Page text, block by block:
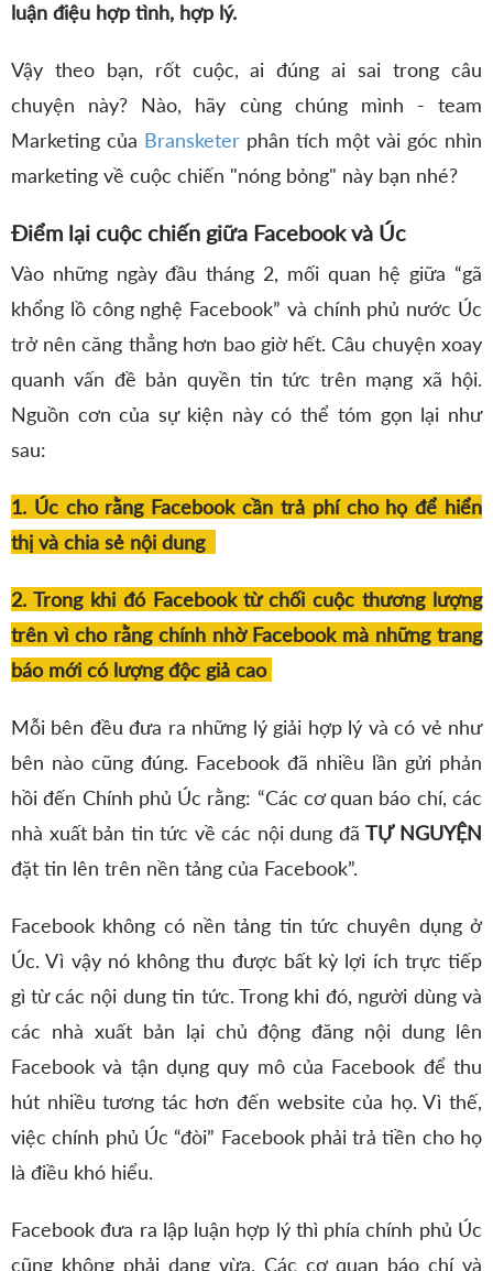
luận điệu hợp tình, hợp lý.
Vậy theo bạn, rốt cuộc, ai đúng ai sai trong câu
chuyện này? Nào, hãy cùng chúng mình - team
Marketing của Bransketer phân tích một vài góc nhìn
marketing về cuộc chiến "nóng bỏng" này bạn nhé?
Điểm lại cuộc chiến giữa Facebook và Úc
Vào những ngày đầu tháng 2, mối quan hệ giữa “gã
khổng lồ công nghệ Facebook” và chính phủ nước Úc
trở nên căng thẳng hơn bao giờ hết. Câu chuyện xoay
quanh vấn đề bản quyền tin tức trên mạng xã hội.
Nguồn cơn của sự kiện này có thể tóm gọn lại như
sau:
1. Úc cho rằng Facebook cần trả phí cho họ để hiển
thị và chia sẻ nội dung
2. Trong khi đó Facebook từ chối cuộc thương lượng
trên vì cho rằng chính nhờ Facebook mà những trang
báo mới có lượng độc giả cao
Mỗi bên đều đưa ra những lý giải hợp lý và có vẻ như
bên nào cũng đúng. Facebook đã nhiều lần gửi phản
hồi đến Chính phủ Úc rằng: “Các cơ quan báo chí, các
nhà xuất bản tin tức về các nội dung đãTỰ NGUYỆN
đặt tin lên trên nền tảng của Facebook”.
Facebook không có nền tảng tin tức chuyên dụng ở
Úc. Vì vậy nó không thu được bất kỳ lợi ích trực tiếp
gì từ các nội dung tin tức. Trong khi đó, người dùng và
các nhà xuất bản lại chủ động đăng nội dung lên
Facebook và tận dụng quy mô của Facebook để thu
hút nhiều tương tác hơn đến website của họ. Vì thế,
việc chính phủ Úc “đòi” Facebook phải trả tiền cho họ
là điều khó hiểu.
Facebook đưa ra lập luận hợp lý thì phía chính phủ Úc
cũng không phải dạng vừa. Các cơ quan báo chí và